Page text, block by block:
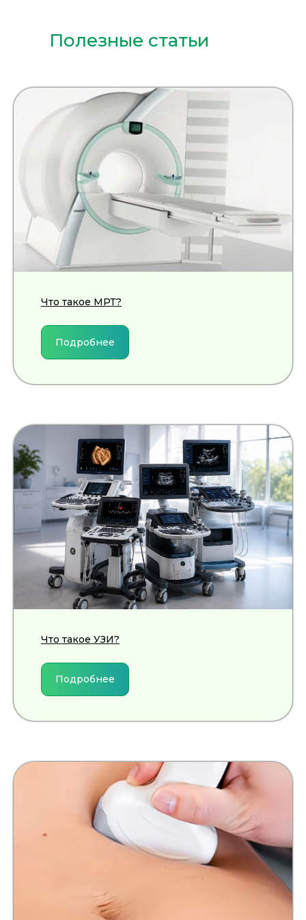
Полезные статьи
Что такое МРТ?
Подробнее
Что такое УЗИ?
Подробнее